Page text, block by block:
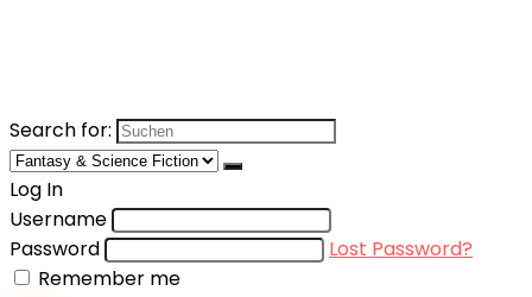
Search for:
Log In
Username
Password
Lost Password?
Remember me